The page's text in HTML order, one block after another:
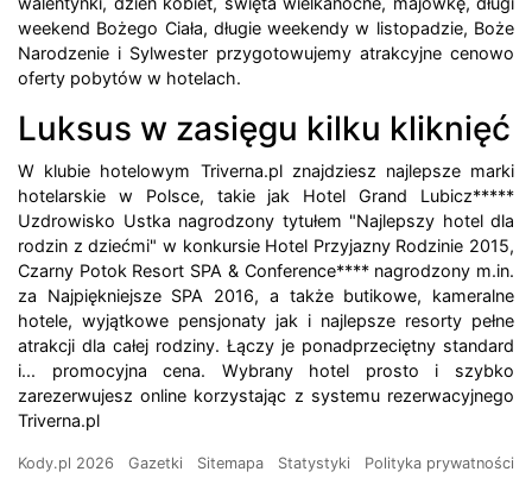
weekend Bożego Ciała, długie weekendy w listopadzie, Boże
Narodzenie i Sylwester przygotowujemy atrakcyjne cenowo
oferty pobytów w hotelach.
Luksus w zasięgu kilku kliknięć
W klubie hotelowym Triverna.pl znajdziesz najlepsze marki
hotelarskie w Polsce, takie jak Hotel Grand Lubicz*****
Uzdrowisko Ustka nagrodzony tytułem "Najlepszy hotel dla
rodzin z dziećmi" w konkursie Hotel Przyjazny Rodzinie 2015,
Czarny Potok Resort SPA & Conference**** nagrodzony m.in.
za Najpiękniejsze SPA 2016, a także butikowe, kameralne
hotele, wyjątkowe pensjonaty jak i najlepsze resorty pełne
atrakcji dla całej rodziny. Łączy je ponadprzeciętny standard
i... promocyjna cena. Wybrany hotel prosto i szybko
zarezerwujesz online korzystając z systemu rezerwacyjnego
Triverna.pl
Kody.pl 2026 Gazetki Sitemapa Statystyki
Polityka prywatności